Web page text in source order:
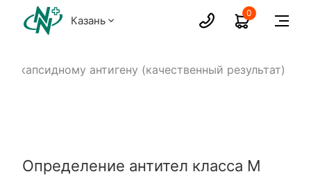
Казань
0
капсидному антигену (качественный результат)
Определение антител класса M